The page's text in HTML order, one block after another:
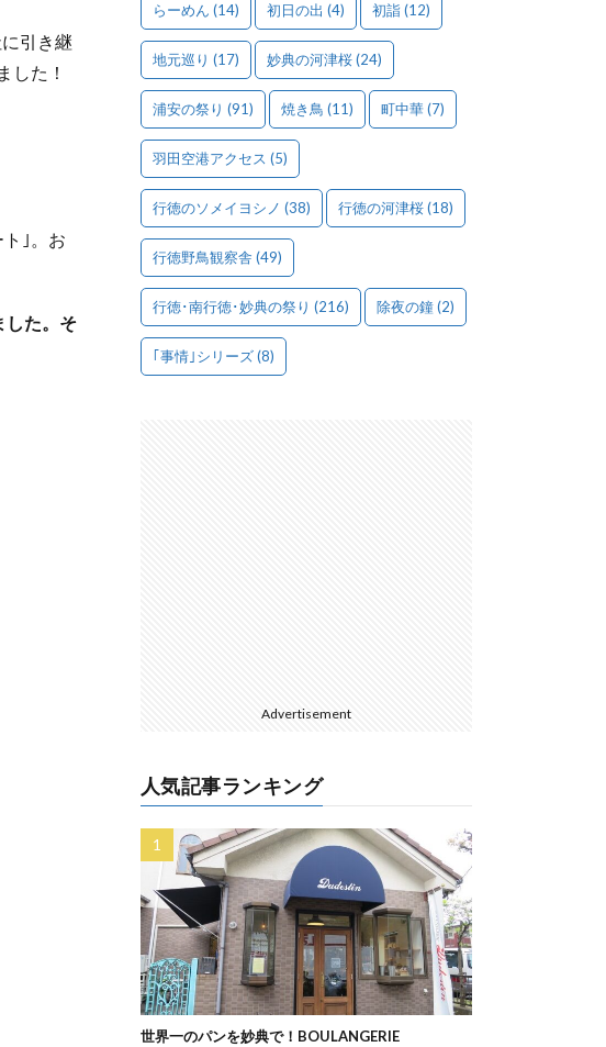
引き継
した！
｣。お
した。そ
らーめん (14) 初日の出 (4) 初詣(12)
地元巡り (17) 妙典の河津桜(24)
浦安の祭り (91) 焼き鳥 (11) 町中華(7)
羽田空港アクセス (5)
行徳のソメイヨシノ (38) 行徳の河津桜(18)
行徳野鳥観察舎 (49)
行徳･南行徳･妙典の祭り (216) 除夜の鐘(2)
｢事情｣シリーズ(8)
Advertisement
人気記事ランキング
世界一のパンを妙典で！BOULANGERIE